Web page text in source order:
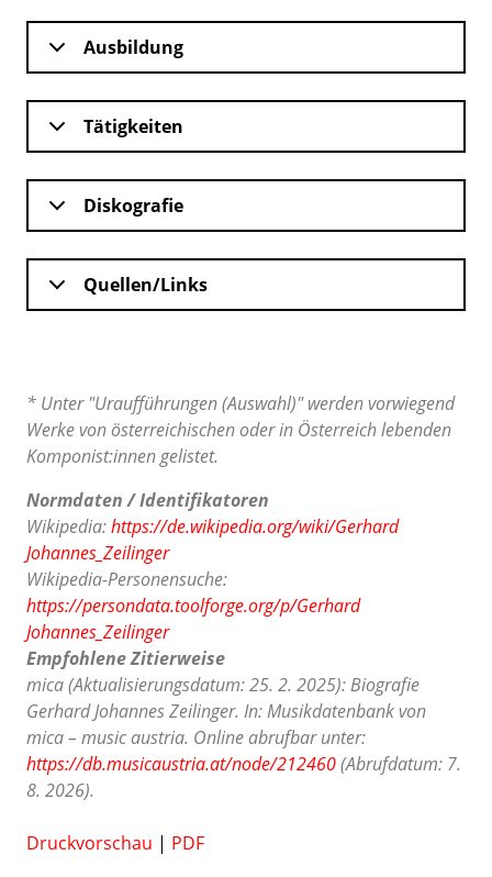
Ausbildung
Tätigkeiten
Diskografie
Quellen/Links
* Unter "Uraufführungen (Auswahl)" werden vorwiegend
Werke von österreichischen oder in Österreich lebenden
Komponist:innen gelistet.
Normdaten / Identifikatoren
Wikipedia:https://de.wikipedia.org/wiki/Gerhard
Johannes_Zeilinger
Wikipedia-Personensuche:
https://persondata.toolforge.org/p/Gerhard
Johannes_Zeilinger
Empfohlene Zitierweise
mica (Aktualisierungsdatum: 25. 2. 2025): Biografie
Gerhard Johannes Zeilinger. In: Musikdatenbank von
mica – music austria. Online abrufbar unter:
https://db.musicaustria.at/node/212460(Abrufdatum: 7.
8. 2026).
Druckvorschau | PDF